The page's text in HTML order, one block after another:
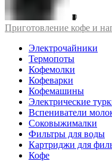
Приготовление кофе и
Электрочайники
Термопоты
Кофемолки
Кофеварки
Кофемашины
Электрические
Вспениватели
Соковыжималки
Фильтры для воды
Картриджи для
Кофе